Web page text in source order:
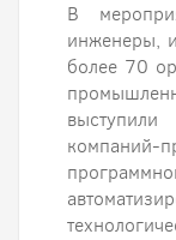
В
инженеры,
более 70
компаний-